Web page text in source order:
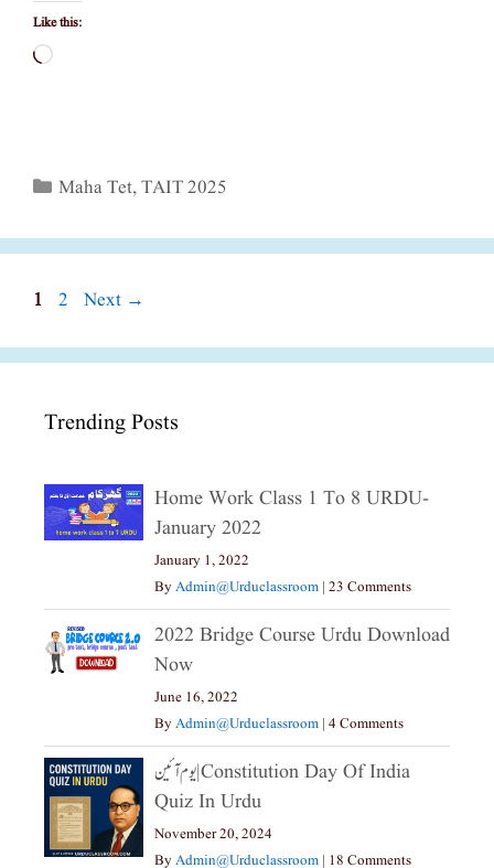
Like this:
Loading…
Categories
Maha Tet,TAIT 2025
Page
1 Page
2 Next →
Trending Posts
Home Work Class 1 To 8 URDU-
January 2022
January 1, 2022
ByAdmin@urduclassroom | 23 Comments
2022 Bridge Course Urdu Download
Now
June 16, 2022
ByAdmin@urduclassroom | 4 Comments
یوم آئین|constitution Day Of India
Quiz In Urdu
November 20, 2024
ByAdmin@urduclassroom | 18 Comments